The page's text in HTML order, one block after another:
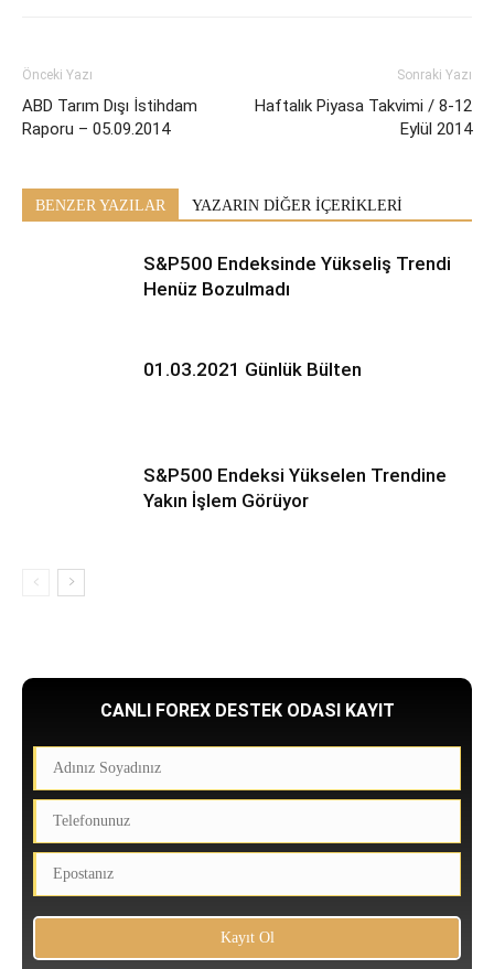
Önceki Yazı
ABD Tarım Dışı İstihdam
Raporu – 05.09.2014
Sonraki Yazı
Haftalık Piyasa Takvimi / 8-12
Eylül 2014
BENZER YAZILAR YAZARIN DİĞER İÇERİKLERİ
S&P500 Endeksinde Yükseliş Trendi
Henüz Bozulmadı
01.03.2021 Günlük Bülten
S&P500 Endeksi Yükselen Trendine
Yakın İşlem Görüyor
CANLI FOREX DESTEK ODASI KAYIT